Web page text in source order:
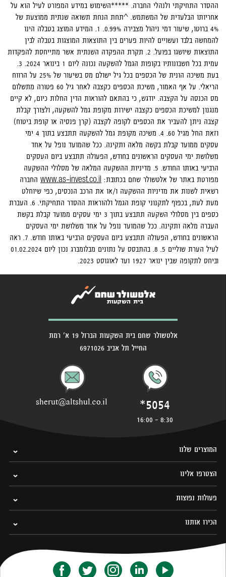
ההסדר התחיקתי ולנהלי החברה. *****השימוש במידע המפורט לעיל הוא על
אחריותו הבלעדית של המשתמש. ^תחת הנחת תשואה שנתית ממוצעת של
4% ברוטו, שיעור דמי ניהול מצבירה 0.99%. 1. המידע המוצג בטבלה הינו
להמחשה בלבד ועשויים להיות פערים בין התוצאות המוצגות בטבלה לבין
התוצאות שיושגו בפועל. 2. תקרת ההפקדה השנתית אשר מתייחסת להפקדות
עמית בכל חשבונותיו בקופות הגמל להשקעה נכונה ליום 1 בינואר 2024. 3.
בעת משיכה הונית של הכספים בכל גיל ישולם מס בשיעור של 25% על הרווח
הריאלי. על אף האמור, משיכת הכספים כקצבה לאחר גיל 60 פטורה מתשלום
מס הכנסה על הקצבה. יודגש, כי בהתאם להוראות הדין החלות כיום, לא קיים
מנגנון למשיכת הכספים כקצבה ישירות מקופת גמל להשקעה, ולצורך קבלת
קצבה ניתן להעביר את הכספים לקופה לקצבה (קרן פנסיה או קופת ביטוח)
וזאת החל מגיל 60. 4. משיכה מקופת גמל להשקעה תתבצע בתוך 4 ימי
עסקים ממועד קבלת בקשה מלאה ותקינה. ככל שהמועד נופל על אחד
משלושת ימי העסקים הראשונים בחודש, הפעולה תתבצע ביום העסקים
הרביעי באותו החודש. 5. מדיניות ההשקעה המלאה של מסלולי ההשקעה
מפורטת באתר של אלטשולר שחם בכתובת: www.as-invest.co.il החברה
רשאית לשנות את מדיניות ההשקעה ו/או את הרכב הנכסים, כפי שיוחלט
מעת לעת, בכפוף לתקנוני קופת הגמל ולהוראות ההסדר התחיקתי. 6. העברת
כספים בין מסלולי השקעה תתבצע בתוך 3 ימי עסקים ממועד קבלת בקשת
העברה מלאה ותקינה. ככל שהמועד נופל על אחד משלושת ימי העסקים
הראשונים בחודש, הפעולה תתבצע ביום העסקים הרביעי באותו חודש. 7. ראה
לעיל הערת שוליים 5. 8. בהתבסס על נתונים מבלומברג נכון ליום 01.02.2024
וביחס לתקופה שבין ינואר 1927 ועד לאוגוסט 2023.
אלטשולר שחם בית השקעות הברזל 19 א' רמת
החייל תל אביב 6971026
*5054
8:30 - 16:00
sherut@altshul.co.il
המוצרים שלנו
הצטרפו אלינו
פעולות נפוצות
הכירו אותנו